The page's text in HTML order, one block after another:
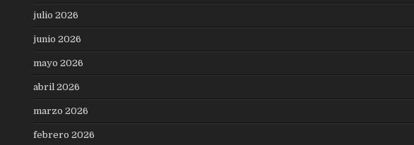
julio 2026
junio 2026
mayo 2026
abril 2026
marzo 2026
febrero 2026